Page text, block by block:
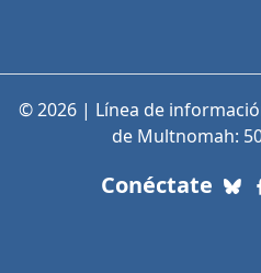
© 2026 | Línea de
de Multnomah:
Conéctate